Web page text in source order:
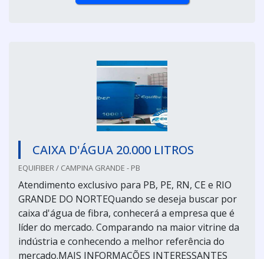
CAIXA D'ÁGUA 20.000 LITROS
EQUIFIBER / CAMPINA GRANDE - PB
Atendimento exclusivo para PB, PE, RN, CE e RIO
GRANDE DO NORTEQuando se deseja buscar por
caixa d'água de fibra, conhecerá a empresa que é
líder do mercado. Comparando na maior vitrine da
indústria e conhecendo a melhor referência do
mercado.MAIS INFORMAÇÕES INTERESSANTES